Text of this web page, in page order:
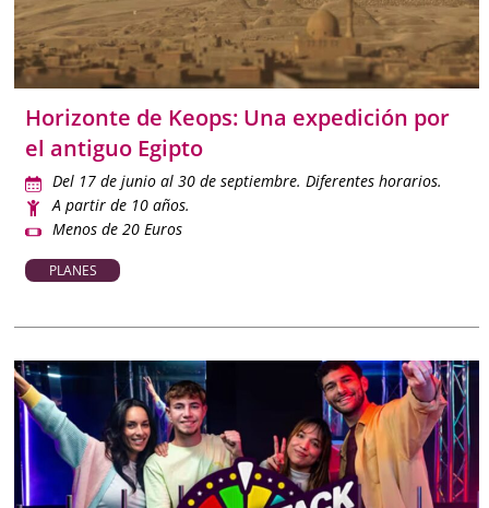
Horizonte de Keops: Una expedición por
el antiguo Egipto
Del 17 de junio al 30 de septiembre. Diferentes horarios.
A partir de 10 años.
Menos de 20 Euros
PLANES